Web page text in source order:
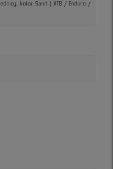
kolor Sand | MTB / Enduro /